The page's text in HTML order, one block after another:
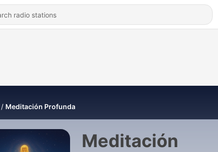
Meditación Profunda
Meditación